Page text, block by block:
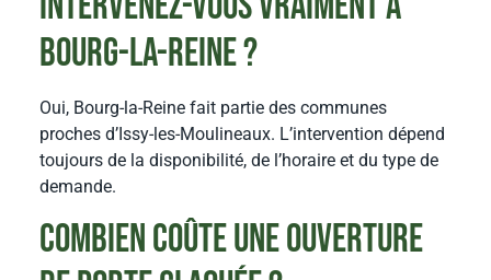
Bourg-la-Reine ?
Oui, Bourg-la-Reine fait partie des communes
proches d’Issy-les-Moulineaux. L’intervention dépend
toujours de la disponibilité, de l’horaire et du type de
demande.
Combien coûte une ouverture